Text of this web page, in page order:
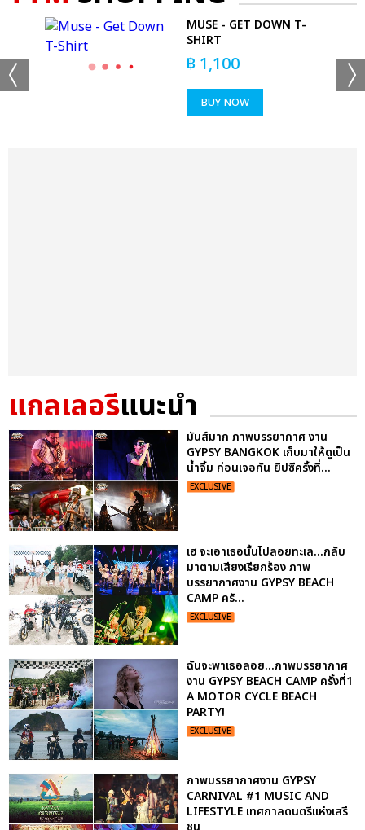
MUSE - GET DOWN T-
SHIRT
฿ 1,100
BUY NOW
แกลเลอรีแนะนำ
มันส์มาก ภาพบรรยากาศ งาน
GYPSY BANGKOK เก็บมาให้ดูเป็น
น้ำจิ้ม ก่อนเจอกัน ยิปซีครั้งที่...
EXCLUSIVE
เฮ จะเอาเธอนั้นไปลอยทะเล...กลับ
มาตามเสียงเรียกร้อง ภาพ
บรรยากาศงาน GYPSY BEACH
CAMP ครั...
EXCLUSIVE
ฉันจะพาเธอลอย...ภาพบรรยากาศ
งาน GYPSY BEACH CAMP ครั้งที่1
A MOTOR CYCLE BEACH
PARTY!
EXCLUSIVE
ภาพบรรยากาศงาน GYPSY
CARNIVAL #1 MUSIC AND
LIFESTYLE เทศกาลดนตรีแห่งเสรี